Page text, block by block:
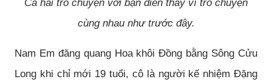
Cả hai trò chuyện với bạn diễn thay vì trò chuyện
cùng nhau như trước đây.
Nam Em đăng quang Hoa khôi Đồng bằng Sông Cửu
Long khi chỉ mới 19 tuổi, cô là người kế nhiệm Đặng